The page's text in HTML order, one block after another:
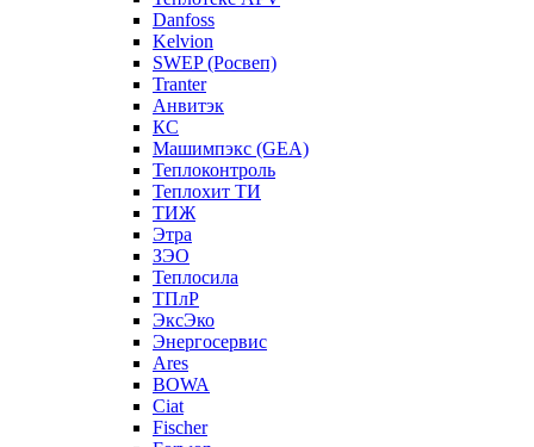
Danfoss
Kelvion
SWEP (Росвеп)
Tranter
Анвитэк
КС
Машимпэкс (GEA)
Теплоконтроль
Теплохит ТИ
ТИЖ
Этра
ЗЭО
Теплосила
ТПлР
ЭксЭко
Энергосервис
Ares
BOWA
Ciat
Fischer